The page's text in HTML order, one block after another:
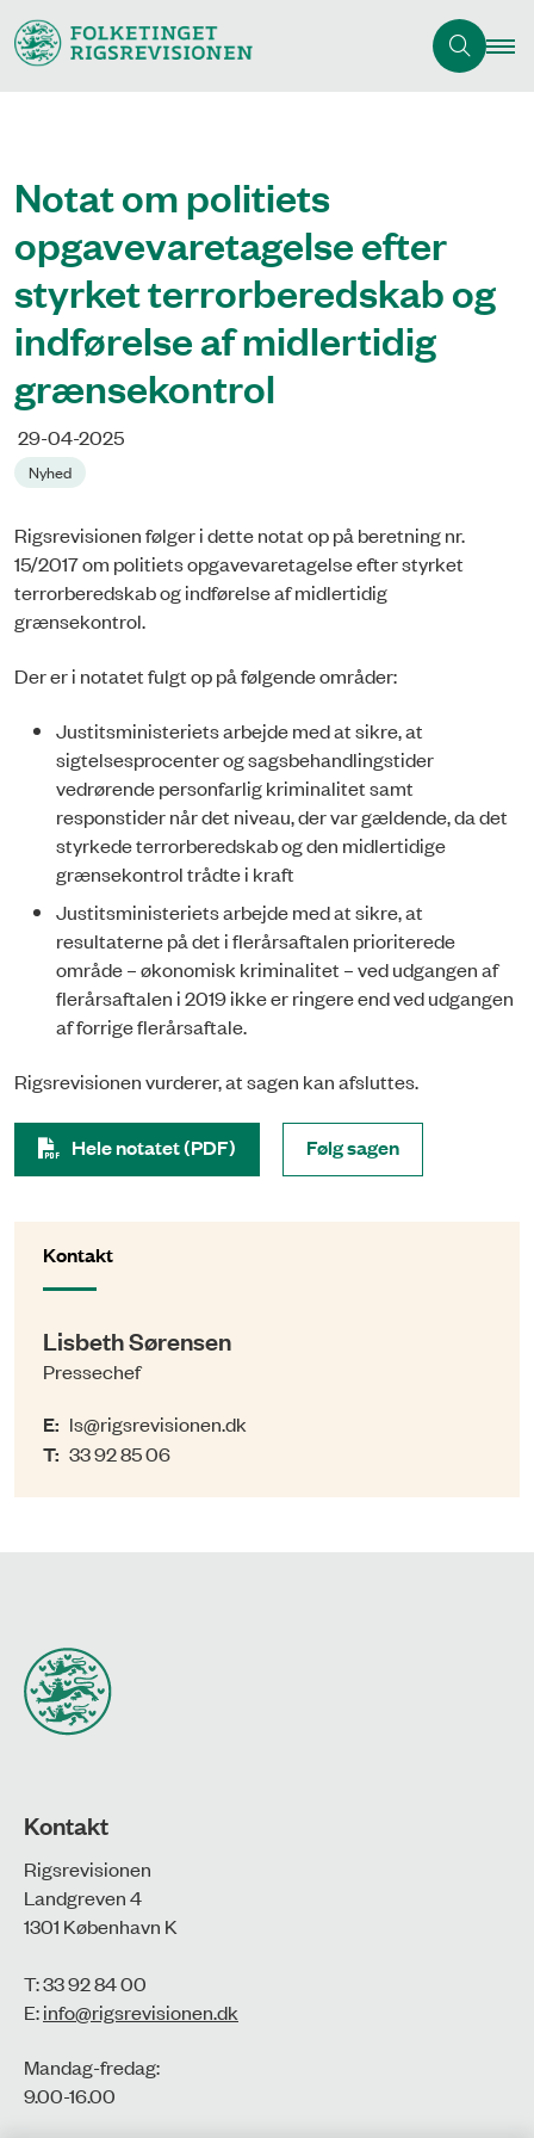
Notat om politiets
opgavevaretagelse efter
styrket terrorberedskab og
indførelse af midlertidig
grænsekontrol
29-04-2025
Nyhed
Rigsrevisionen følger i dette notat op på beretning nr.
15/2017 om politiets opgavevaretagelse efter styrket
terrorberedskab og indførelse af midlertidig
grænsekontrol.
Der er i notatet fulgt op på følgende områder:
Justitsministeriets arbejde med at sikre, at
sigtelsesprocenter og sagsbehandlingstider
vedrørende personfarlig kriminalitet samt
responstider når det niveau, der var gældende, da det
styrkede terrorberedskab og den midlertidige
grænsekontrol trådte i kraft
Justitsministeriets arbejde med at sikre, at
resultaterne på det i flerårsaftalen prioriterede
område – økonomisk kriminalitet – ved udgangen af
flerårsaftalen i 2019 ikke er ringere end ved udgangen
af forrige flerårsaftale.
Rigsrevisionen vurderer, at sagen kan afsluttes.
Hele notatet (PDF) Følg sagen
Kontakt
Lisbeth Sørensen
Pressechef
E: ls@rigsrevisionen.dk
T: 33 92 85 06
Kontakt
Rigsrevisionen
Landgreven 4
1301 København K
T: 33 92 84 00
E:info@rigsrevisionen.dk
Mandag-fredag:
9.00-16.00​